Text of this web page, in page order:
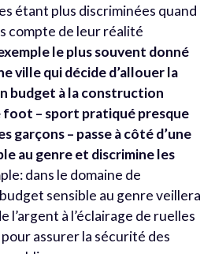
étant plus discriminées quand
compte de leur réalité
le plus souvent donné
ville qui décide d’allouer la
budget à la construction
– sport pratiqué presque
garçons – passe à côté d’une
au genre et discrimine les
dans le domaine de
sensible au genre veillera
l’argent à l’éclairage de ruelles
assurer la sécurité des